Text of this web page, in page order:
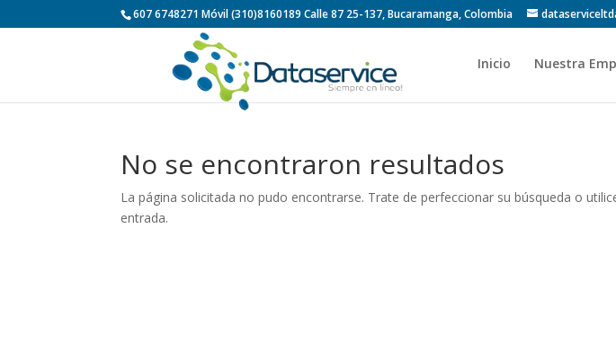
607 6748271 Móvil (310)8160189 Calle 87 25-137, Bucaramanga, Colombia
Inicio Nuestra
No se encontraron resultados
La página solicitada no pudo encontrarse. Trate de perfeccionar su búsqueda o
entrada.